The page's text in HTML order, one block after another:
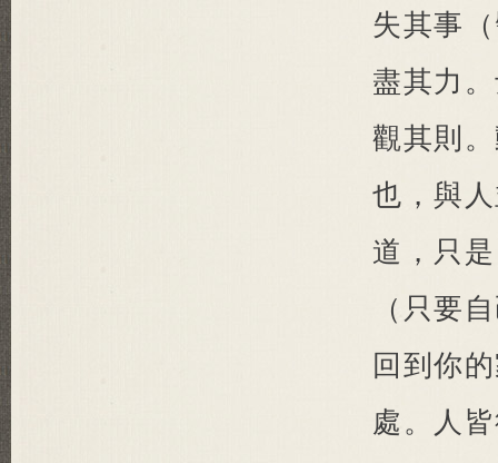
失其事
盡其力
觀其則
也，與
道，只
（只要
回到你
處。人